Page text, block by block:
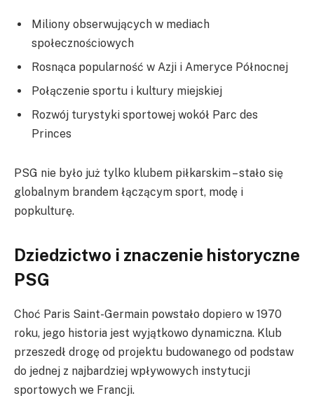
Miliony obserwujących w mediach
społecznościowych
Rosnąca popularność w Azji i Ameryce Północnej
Połączenie sportu i kultury miejskiej
Rozwój turystyki sportowej wokół Parc des
Princes
PSG nie było już tylko klubem piłkarskim – stało się
globalnym brandem łączącym sport, modę i
popkulturę.
Dziedzictwo i znaczenie historyczne
PSG
Choć Paris Saint-Germain powstało dopiero w 1970
roku, jego historia jest wyjątkowo dynamiczna. Klub
przeszedł drogę od projektu budowanego od podstaw
do jednej z najbardziej wpływowych instytucji
sportowych we Francji.